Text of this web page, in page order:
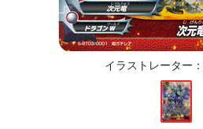
イラストレーター